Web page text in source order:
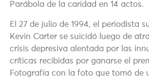
Parábola de la caridad en 14 actos.
El 27 de julio de 1994, el periodista
Kevin Carter se suicidó luego de
crisis depresiva alentada por las
críticas recibidas por ganarse el
Fotografía con la foto que tomó de